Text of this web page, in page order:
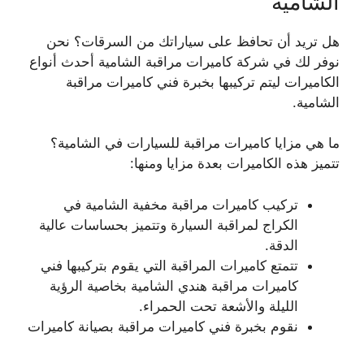
هل تريد أن تحافظ على سياراتك من السرقات؟ نحن
نوفر لك في شركة كاميرات مراقبة الشامية أحدث أنواع
الكاميرات ليتم تركيبها بخبرة فني كاميرات مراقبة
الشامية.
ما هي مزايا كاميرات مراقبة للسيارات في الشامية؟
تتميز هذه الكاميرات بعدة مزايا ومنها:
تركيب كاميرات مراقبة مخفية الشامية في
الكراج لمراقبة السيارة وتتميز بحساسات عالية
الدقة.
تتمتع كاميرات المراقبة التي يقوم بتركيبها فني
كاميرات مراقبة هندي الشامية بخاصية الرؤية
الليلة والأشعة تحت الحمراء.
نقوم بخبرة فني كاميرات مراقبة بصيانة كاميرات